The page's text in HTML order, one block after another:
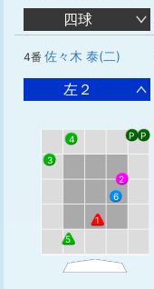
四球
4番 佐々木 泰(二)
左２
1
P
P
2
3
4
5
6